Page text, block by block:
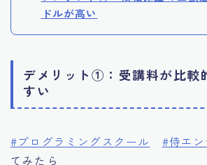
ドルが高い
デメリット①：受講料が比較
すい
#プログラミングスクール #侍エ
てみたら